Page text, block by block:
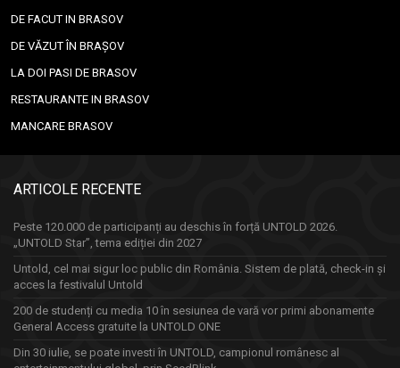
DE FACUT IN BRASOV
DE VĂZUT ÎN BRAȘOV
LA DOI PASI DE BRASOV
RESTAURANTE IN BRASOV
MANCARE BRASOV
ARTICOLE RECENTE
Peste 120.000 de participanți au deschis în forță UNTOLD 2026.
„UNTOLD Star”, tema ediției din 2027
Untold, cel mai sigur loc public din România. Sistem de plată, check-in și
acces la festivalul Untold
200 de studenți cu media 10 în sesiunea de vară vor primi abonamente
General Access gratuite la UNTOLD ONE
Din 30 iulie, se poate investi în UNTOLD, campionul românesc al